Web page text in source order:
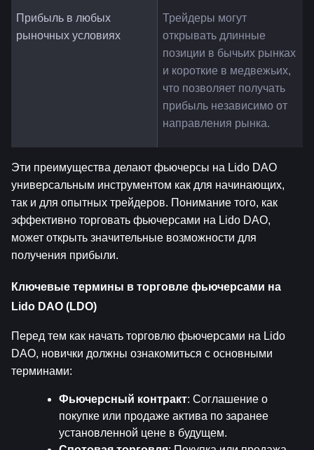
Прибыль в любых
рыночных условиях
Трейдеры могут
открывать длинные
позиции в бычьих рынках
и короткие в медвежьих,
что позволяет получать
прибыль независимо от
направления рынка.
Эти преимущества делают фьючерсы на Lido DAO
универсальным инструментом как для начинающих,
так и для опытных трейдеров. Понимание того, как
эффективно торговать фьючерсами на Lido DAO,
может открыть значительные возможности для
получения прибыли.
Ключевые термины в торговле фьючерсами на
Lido DAO (LDO)
Перед тем как начать торговлю фьючерсами на Lido
DAO, новички должны ознакомиться с основными
терминами:
Фьючерсный контракт: Соглашение о
покупке или продаже актива по заранее
установленной цене в будущем.